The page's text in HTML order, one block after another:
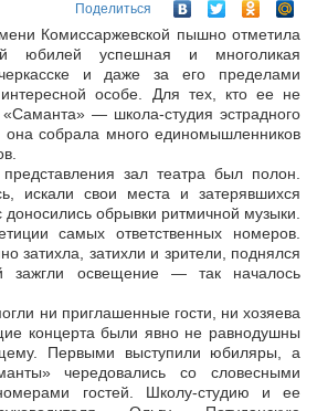
Поделиться
Комиссаржевской пышно отметила
юбилей успешная и многоликая
и даже за его пределами
особе. Для тех, кто ее не
«Саманта» — школа-студия эстрадного
собрала много единомышленников
зал театра был полон.
искали свои места и затерявшихся
доносились обрывки ритмичной музыки.
самых ответственных номеров.
затихла, затихли и зрители, поднялся
зажгли освещение — так началось
ни приглашенные гости, ни хозяева
концерта были явно не равнодушны
Первыми выступили юбиляры, а
чередовались со словесными
гостей. Школу-студию и ее